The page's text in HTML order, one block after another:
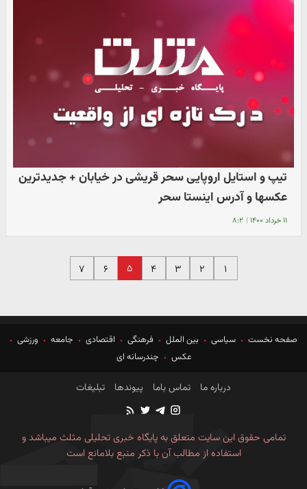
تیپ و استایل اروپایی سحر قریشی در خیابان + جدیدترین
عکسها و آدرس اینستا سحر
۱۱ خرداد ۱۴۰۰ | ۸:۲
۱ ۲ ۳ ۴ ۵ ۶ ۷
صفحه نخست سیاسی بین الملل فرهنگی اقتصادی جامعه
ورزشی
عکس
چندرسانه ای
درباره ما تماس باما پیوندها تبلیغات
تمامی حقوق این سایت متعلق به پایگاه خبری تحلیلی مثلث میباشد و
استفاده از مطالب آن با ذکر منبع بلامانع است